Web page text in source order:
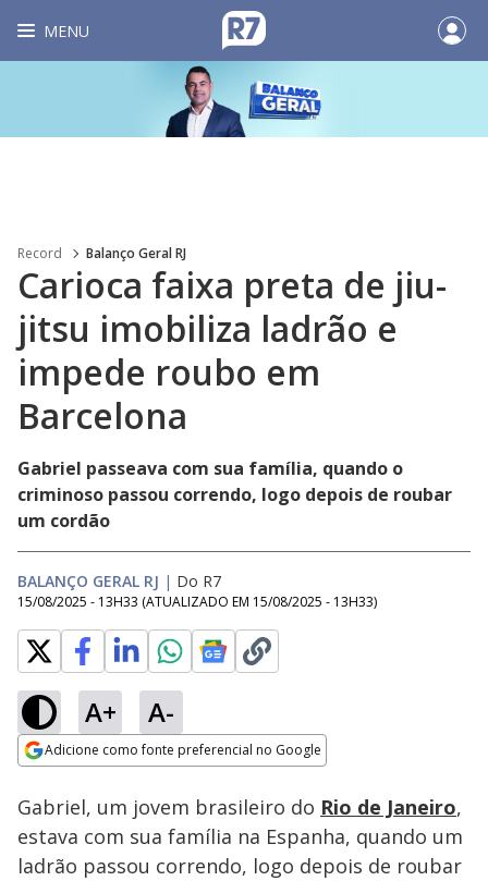
MENU
Record Balanço Geral RJ
Carioca faixa preta de jiu-
jitsu imobiliza ladrão e
impede roubo em
Barcelona
Gabriel passeava com sua família, quando o
criminoso passou correndo, logo depois de roubar
um cordão
BALANÇO GERAL RJ | Do R7
15/08/2025 - 13H33 (ATUALIZADO EM 15/08/2025 - 13H33)
A+ A-
Adicione como fonte preferencial no Google
Ativar
Loaded:
52.46%
Gabriel, um jovem brasileiro do Rio de Janeiro,
estava com sua família na Espanha, quando um
ladrão passou correndo, logo depois de roubar